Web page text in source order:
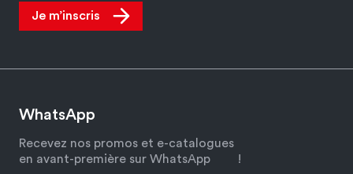
Je m’inscris
WhatsApp
Recevez nos promos et e-catalogues
en avant-première sur WhatsApp
!